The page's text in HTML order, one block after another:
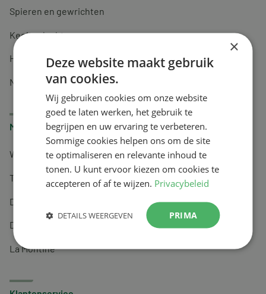
Spieren en gewrichten
Keel en luchtwegen
Huidverzorging
Nachtrust
Merken
Wapiti
Tai-Ginseng
Dermagíq
Draisma
La Montine
×
Deze website maakt gebruik
van cookies.
Wij gebruiken cookies om onze website
goed te laten werken, het gebruik te
begrijpen en uw ervaring te verbeteren.
Sommige cookies helpen ons om de site
te optimaliseren en relevante inhoud te
tonen. U kunt ervoor kiezen om cookies te
accepteren of af te wijzen. Privacybeleid
PRIMA
DETAILS WEERGEVEN